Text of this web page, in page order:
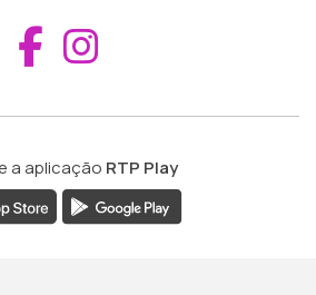
Aceder ao
a aplicação RTP Play